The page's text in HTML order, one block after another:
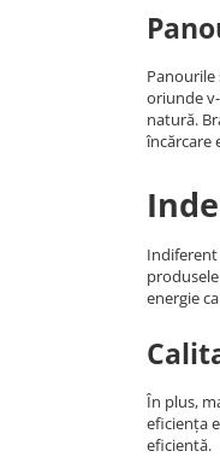
oriunde
natură.
încărcare
Indiferent
energie
În plus,
eficiența
eficientă.